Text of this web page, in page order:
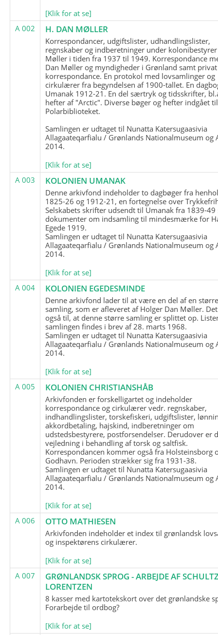
[Klik for at se]
A 002
H. DAN MØLLER
Korrespondancer, udgiftslister, udhandlingslister,
regnskaber og indberetninger under
Møller i tiden fra 1937 til 1949. Korrespondance
Dan Møller og myndigheder i Grønland samt privat
korrespondance. En protokol med lovsamlinger og
cirkulærer fra begyndelsen af 1900-tallet. En
Umanak 1912-21. En del særtryk og tidsskrifter,
hefter af "Arctic". Diverse bøger og hefter indgået til
Polarbiblioteket.
Samlingen er udtaget til Nunatta Katersugaasivia
Allagaateqarfialu / Grønlands Nationalmuseum og
2014.
[Klik for at se]
A 003
KOLONIEN UMANAK
Denne arkivfond indeholder to dagbøger fra
1825-26 og 1912-21, en fortegnelse over
Selskabets skrifter udsendt til Umanak fra 1839-49
dokumenter om indsamling til mindesmærke for
Egede 1919.
Samlingen er udtaget til Nunatta Katersugaasivia
Allagaateqarfialu / Grønlands Nationalmuseum og
2014.
[Klik for at se]
A 004
KOLONIEN EGEDESMINDE
Denne arkivfond lader til at være en del af en
samling, som er afleveret af Holger Dan Møller.
også til, at denne større samling er splittet op.
samlingen findes i brev af 28. marts 1968.
Samlingen er udtaget til Nunatta Katersugaasivia
Allagaateqarfialu / Grønlands Nationalmuseum og
2014.
[Klik for at se]
A 005
KOLONIEN CHRISTIANSHÅB
Arkivfonden er forskelligartet og indeholder
korrespondance og cirkulærer vedr. regnskaber,
indhandlingslister, torskefiskeri, udgiftslister,
akkordbetaling, hajskind, indberetninger om
udstedsbestyrere, postforsendelser. Derudover er
vejledning i behandling af torsk og saltfisk.
Korrespondancen kommer også fra Holsteinsborg
Godhavn. Perioden strækker sig fra 1931-38.
Samlingen er udtaget til Nunatta Katersugaasivia
Allagaateqarfialu / Grønlands Nationalmuseum og
2014.
[Klik for at se]
A 006
OTTO MATHIESEN
Arkivfonden indeholder et index til grønlandsk
og inspektørens cirkulærer.
[Klik for at se]
A 007
GRØNLANDSK SPROG - ARBEJDE AF
LORENTZEN
8 kasser med kartotekskort over det grønlandske
Forarbejde til ordbog?
[Klik for at se]